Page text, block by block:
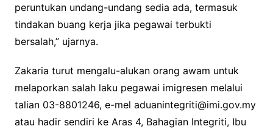
peruntukan undang-undang sedia ada, termasuk
tindakan buang kerja jika pegawai terbukti
bersalah,” ujarnya.
Zakaria turut mengalu-alukan orang awam untuk
melaporkan salah laku pegawai imigresen melalui
talian 03-8801246, e-mel aduanintegriti@imi.gov.my
atau hadir sendiri ke Aras 4, Bahagian Integriti, Ibu